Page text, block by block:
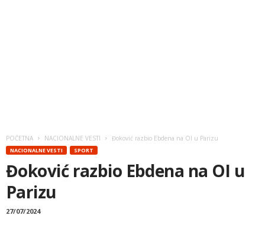
POČETNA NACIONALNE VESTI Đoković razbio Ebdena na OI u Parizu
NACIONALNE VESTI SPORT
Đoković razbio Ebdena na OI u
Parizu
27/07/2024